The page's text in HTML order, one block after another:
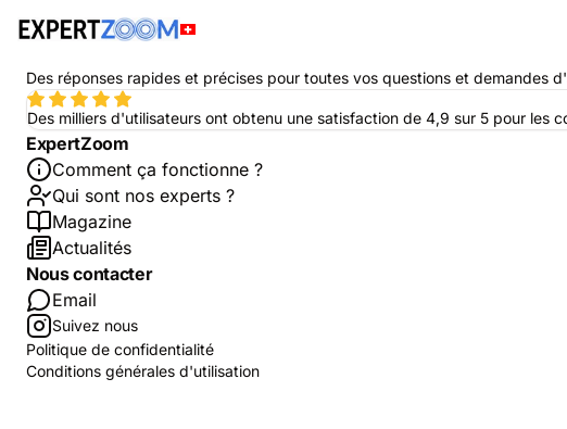
Nos experts
Avantages
Des réponses rapides et précises pour toutes vos questions et demandes
Des milliers d'utilisateurs ont obtenu une satisfaction de 4,9 sur 5 pour les
ExpertZoom
Comment ça fonctionne ?
Qui sont nos experts ?
Magazine
Actualités
Nous contacter
Email
Suivez nous
Politique de confidentialité
Conditions générales d'utilisation